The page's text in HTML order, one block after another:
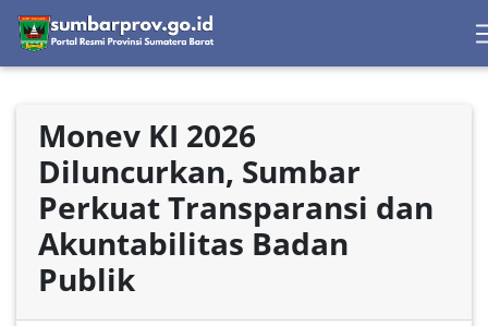
Monev KI 2026
Diluncurkan, Sumbar
Perkuat Transparansi dan
Akuntabilitas Badan
Publik